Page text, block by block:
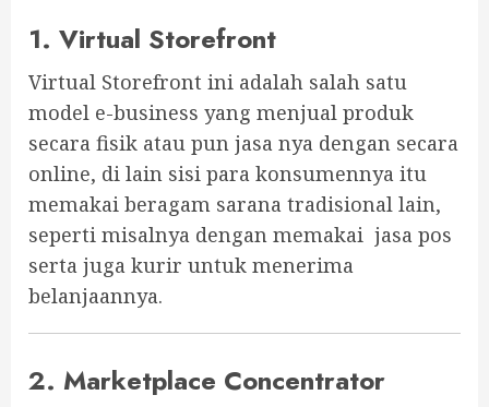
1. Virtual Storefront
Virtual Storefront ini adalah salah satu
model e-business yang menjual produk
secara fisik atau pun jasa nya dengan secara
online, di lain sisi para konsumennya itu
memakai beragam sarana tradisional lain,
seperti misalnya dengan memakai jasa pos
serta juga kurir untuk menerima
belanjaannya.
2. Marketplace Concentrator